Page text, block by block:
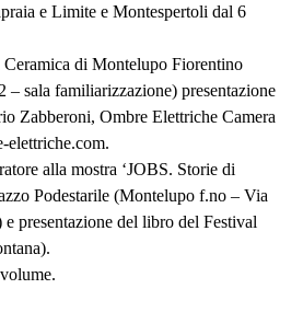
e Limite e Montespertoli dal 6
di Montelupo Fiorentino
– sala familiarizzazione) presentazione
Zabberoni, Ombre Elettriche Camera
elettriche.com.
alla mostra ‘JOBS. Storie di
Podestarile (Montelupo f.no – Via
presentazione del libro del Festival